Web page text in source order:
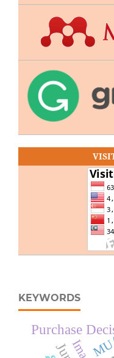
KEYWORDS
Purchase